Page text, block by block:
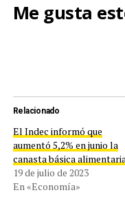
Me gusta
Relacionado
El Indec informó que
aumentó 5,2% en junio la
canasta básica
19 de julio de 2023
En «Economía»